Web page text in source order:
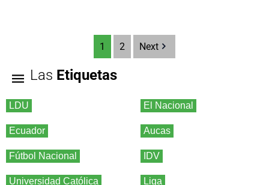
1 2 Next
Las Etiquetas
LDU El Nacional
Ecuador Aucas
Fútbol Nacional IDV
Universidad Católica Liga